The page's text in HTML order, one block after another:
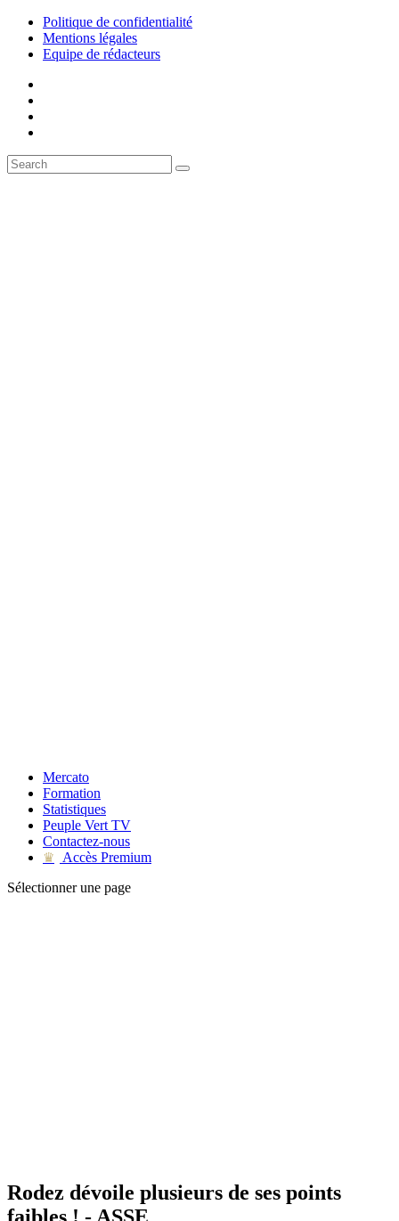
Politique de confidentialité
Mentions légales
Equipe de rédacteurs
Mercato
Formation
Statistiques
Peuple Vert TV
Contactez-nous
♛
Accès Premium
Sélectionner une page
Rodez dévoile plusieurs de ses points